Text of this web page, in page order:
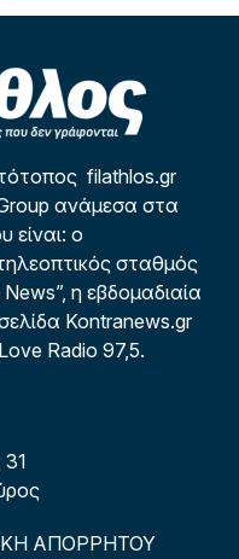
filathlos.gr
ανάμεσα στα
είναι: ο
σταθμός
η εβδομαδιαία
Kontranews.gr
Radio 97,5.
ΑΠΟΡΡΗΤΟΥ